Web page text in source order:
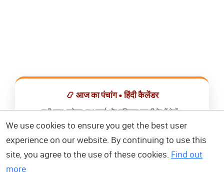
📿 आज का पंचांग • हिंदी कैलेंडर
सभी व्रत, त्योहार, शुभ मुहूर्त और राशिफल एक ही ऐप में देखें।
📅 हिंदी कैलेंडर ऐप डाउनलोड करें
We use cookies to ensure you get the best user
experience on our website. By continuing to use this
site, you agree to the use of these cookies. Find out
more